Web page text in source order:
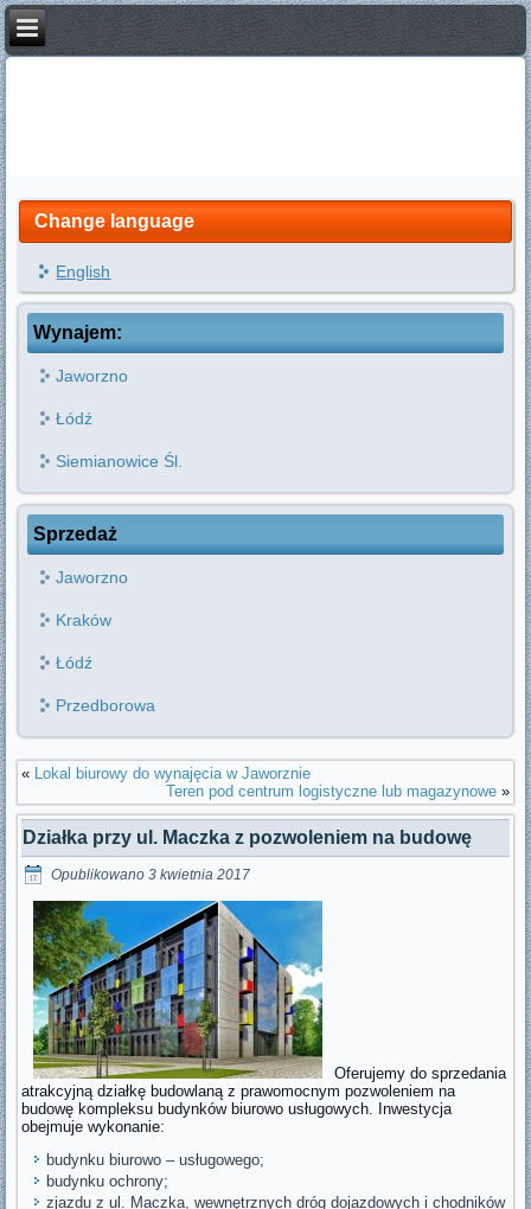
Change language
English
Wynajem:
Jaworzno
Łódź
Siemianowice Śl.
Sprzedaż
Jaworzno
Kraków
Łódź
Przedborowa
« Lokal biurowy do wynajęcia w Jaworznie
Teren pod centrum logistyczne lub magazynowe»
Działka przy ul. Maczka z pozwoleniem na budowę
Opublikowano 3 kwietnia 2017
Oferujemy do sprzedania
atrakcyjną działkę budowlaną z prawomocnym pozwoleniem na
budowę kompleksu budynków biurowo usługowych. Inwestycja
obejmuje wykonanie:
budynku biurowo – usługowego;
budynku ochrony;
zjazdu z ul. Maczka, wewnętrznych dróg dojazdowych i chodników